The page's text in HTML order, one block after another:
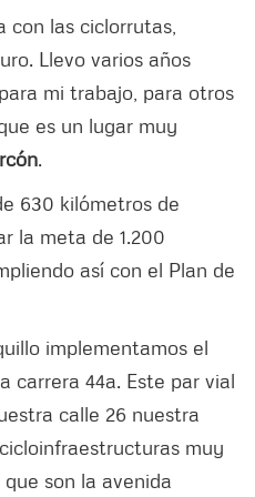
con las ciclorrutas,
Llevo varios años
mi trabajo, para otros
es un lugar muy
.
630 kilómetros de
la meta de 1.200
así con el Plan de
implementamos el
carrera 44a. Este par vial
calle 26 nuestra
muy
son la avenida